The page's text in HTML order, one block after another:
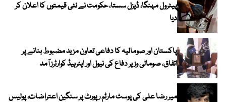
پیٹرول مہنگا، ڈیزل سستا، حکومت نے نئی قیمتوں کا اعلان کر
دیا
پاکستان اور صومالیہ کا دفاعی تعاون مزید مضبوط بنانے پر
اتفاق، صومالی وزیر دفاع کی نیول اور ایئرہیڈ کوارٹرز آمد
میر رضا علی کی پوسٹ مارٹم رپورٹ پر سنگین اعتراضات، پولیس